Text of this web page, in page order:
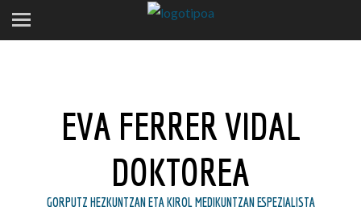
EVA FERRER VIDAL
DOKTOREA
GORPUTZ HEZKUNTZAN ETA KIROL MEDIKUNTZAN ESPEZIALISTA